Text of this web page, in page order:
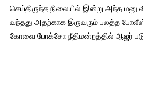
செய்திருந்த நிலையில் இன்று அந்த மனு
வந்தது அதற்காக இருவரும் பலத்த போலீஸ்
கோவை போக்சோ நீதிமன்றத்தில் ஆஜர்